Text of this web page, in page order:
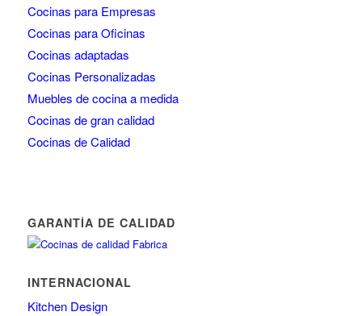
Cocinas para Empresas
Cocinas para Oficinas
Cocinas adaptadas
Cocinas Personalizadas
Muebles de cocina a medida
Cocinas de gran calidad
Cocinas de Calidad
GARANTÍA DE CALIDAD
INTERNACIONAL
Kitchen Design